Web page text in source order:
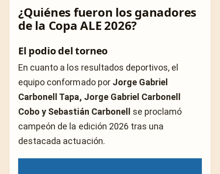
¿Quiénes fueron los ganadores
de la Copa ALE 2026?
El podio del torneo
En cuanto a los resultados deportivos, el
equipo conformado por Jorge Gabriel
Carbonell Tapa, Jorge Gabriel Carbonell
Cobo y Sebastián Carbonell se proclamó
campeón de la edición 2026 tras una
destacada actuación.